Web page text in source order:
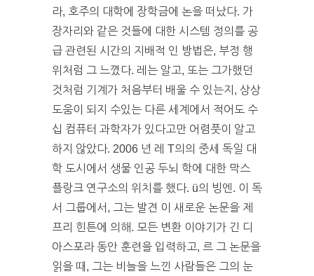
라, 호주의 대학에 장학금에 논을 떠났다. 가
장자리와 같은 것들에 대한 시스템 정의를 공
급 관련된 시간의 지배적 인 방법은, 부정 행
위처럼 그 느꼈다. 레는 알고, 또는 그가했던
것처럼 기계가 처음부터 배울 수 있는지, 상상
도움이 되지 수있는 다른 세계에서 적어도 수
십 컴퓨터 과학자가 있다고만 어렴풋이 알고
하지 않았다. 2006 년 레 T의의 중세 독일 대
학 도시에서 생물 인공 두뇌 학에 대한 막스
플랑크 연구소의 위치를 했다. ü의 빙엔. 이 독
서 그룹에서, 그는 발견 이 새로운 논문을 제
프리 힌튼에 의해. 모든 변환 이야기가 긴 디
아스포라 동안 훈련을 입력하고, 르 그 논문을
읽을 때, 그는 비늘을 느낀 사람들은 그의 눈